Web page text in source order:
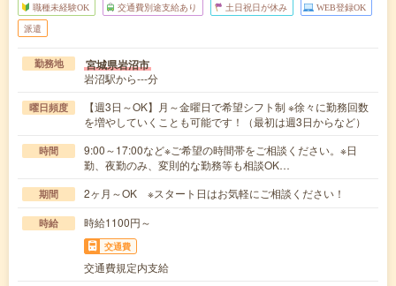
職種未経験OK 交通費別途支給あり 土日祝日が休み WEB登録OK
派遣
勤務地 宮城県岩沼市
岩沼駅から---分
曜日頻度
【週3日～OK】月～金曜日で希望シフト制 ※徐々に勤務回数
を増やしていくことも可能です！（最初は週3日からなど）
時間
9:00～17:00など※ご希望の時間帯をご相談ください。※日
勤、夜勤のみ、変則的な勤務等も相談OK…
期間 2ヶ月～OK ※スタート日はお気軽にご相談ください！
時給 時給1100円～
交通費
交通費規定内支給